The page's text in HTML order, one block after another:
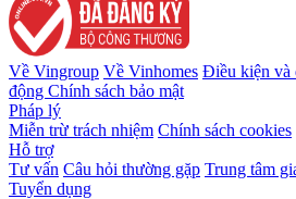
Về Vingroup Về Vinhomes Điều kiện và
động Chính sách bảo mật
Pháp lý
Miễn trừ trách nhiệm Chính sách cookies
Hỗ trợ
Tư vấn Câu hỏi thường gặp Trung tâm
Tuyển dụng